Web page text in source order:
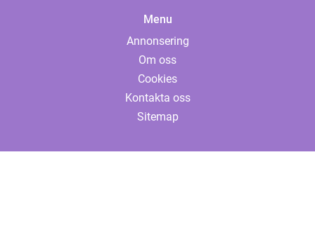
Menu
Annonsering
Om oss
Cookies
Kontakta oss
Sitemap